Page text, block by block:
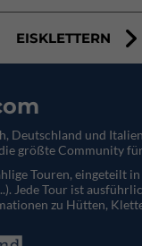
EISKLETTERN
Deutschland und
größte Community
Touren, eingeteilt
Jede Tour ist
zu Hütten,